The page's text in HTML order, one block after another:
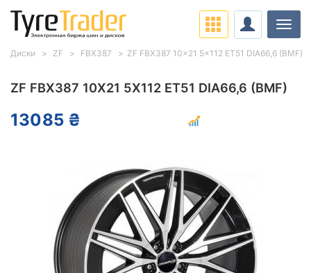
ZF FBX387 10X21 5X112 ET51 DIA66,6 (BMF)
13085 ₴
Диски ZF FBX387 ZF FBX387 10x21 5x112 ET51 DIA66,6 (BMF)